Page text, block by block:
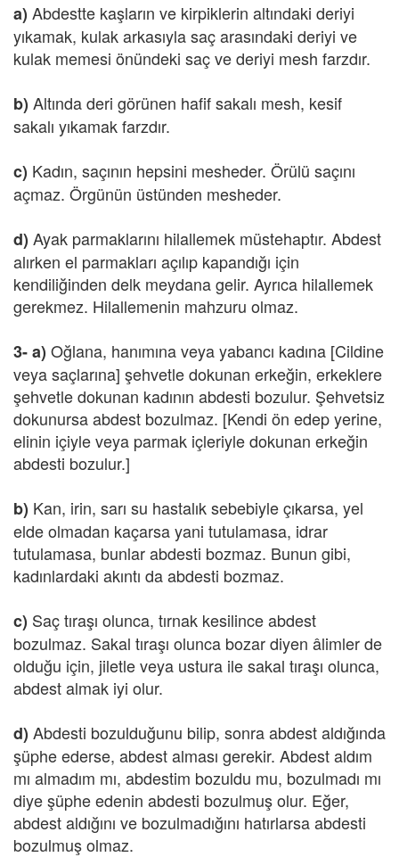
a) Abdestte kaşların ve kirpiklerin altındaki deriyi
yıkamak, kulak arkasıyla saç arasındaki deriyi ve
kulak memesi önündeki saç ve deriyi mesh farzdır.
b) Altında deri görünen hafif sakalı mesh, kesif
sakalı yıkamak farzdır.
c) Kadın, saçının hepsini mesheder. Örülü saçını
açmaz. Örgünün üstünden mesheder.
d) Ayak parmaklarını hilallemek müstehaptır. Abdest
alırken el parmakları açılıp kapandığı için
kendiliğinden delk meydana gelir. Ayrıca hilallemek
gerekmez. Hilallemenin mahzuru olmaz.
3-a) Oğlana, hanımına veya yabancı kadına [Cildine
veya saçlarına] şehvetle dokunan erkeğin, erkeklere
şehvetle dokunan kadının abdesti bozulur. Şehvetsiz
dokunursa abdest bozulmaz. [Kendi ön edep yerine,
elinin içiyle veya parmak içleriyle dokunan erkeğin
abdesti bozulur.]
b) Kan, irin, sarı su hastalık sebebiyle çıkarsa, yel
elde olmadan kaçarsa yani tutulamasa, idrar
tutulamasa, bunlar abdesti bozmaz. Bunun gibi,
kadınlardaki akıntı da abdesti bozmaz.
c) Saç tıraşı olunca, tırnak kesilince abdest
bozulmaz. Sakal tıraşı olunca bozar diyen âlimler de
olduğu için, jiletle veya ustura ile sakal tıraşı olunca,
abdest almak iyi olur.
d) Abdesti bozulduğunu bilip, sonra abdest aldığında
şüphe ederse, abdest alması gerekir. Abdest aldım
mı almadım mı, abdestim bozuldu mu, bozulmadı mı
diye şüphe edenin abdesti bozulmuş olur. Eğer,
abdest aldığını ve bozulmadığını hatırlarsa abdesti
bozulmuş olmaz.